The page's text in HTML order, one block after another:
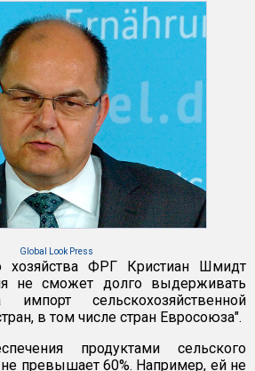
Global Look Press
хозяйства ФРГ Кристиан Шмидт
не сможет долго выдерживать
сельскохозяйственной
в том числе стран Евросоюза".
продуктами сельского
превышает 60%. Например, ей не